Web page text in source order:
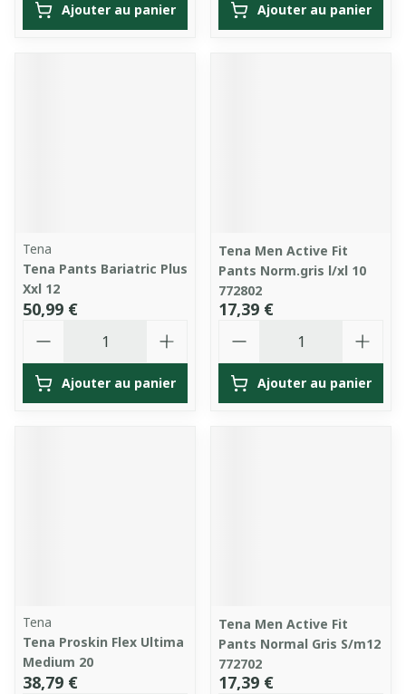
Ajouter au panier Ajouter au panier
Tena
Tena Pants Bariatric Plus
Xxl 12
50,99 €
Ajouter au panier
Tena Men Active Fit
Pants Norm.gris l/xl 10
772802
17,39 €
Ajouter au panier
Tena
Tena Proskin Flex Ultima
Medium 20
38,79 €
Tena Men Active Fit
Pants Normal Gris S/m12
772702
17,39 €